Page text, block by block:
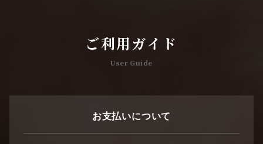
ご利用ガイド
User Guide
お支払いについて